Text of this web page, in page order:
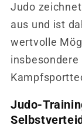
Judo
aus und ist
wertvolle
Judo-